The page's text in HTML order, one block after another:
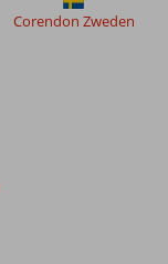
Corendon Zweden